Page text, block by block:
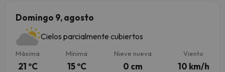
Domingo 9, agosto
Cielos parcialmente cubiertos
Máxima
21 ºC
Mínima
15 ºC
Nieve nueva
0 cm
Viento
10 km/h